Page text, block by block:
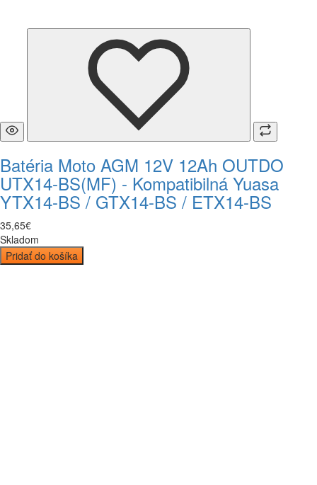
Batéria Moto AGM 12V 12Ah OUTDO
UTX14-BS(MF) - Kompatibilná Yuasa
YTX14-BS / GTX14-BS / ETX14-BS
35,65€
Skladom
Pridať do košíka